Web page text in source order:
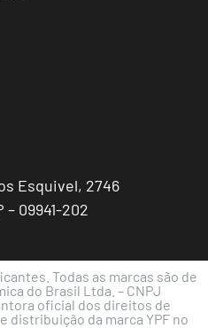
Esquivel, 2746
– 09941-202
Todas as marcas são de
do Brasil Ltda. – CNPJ
oficial dos direitos de
distribuição da marca YPF no